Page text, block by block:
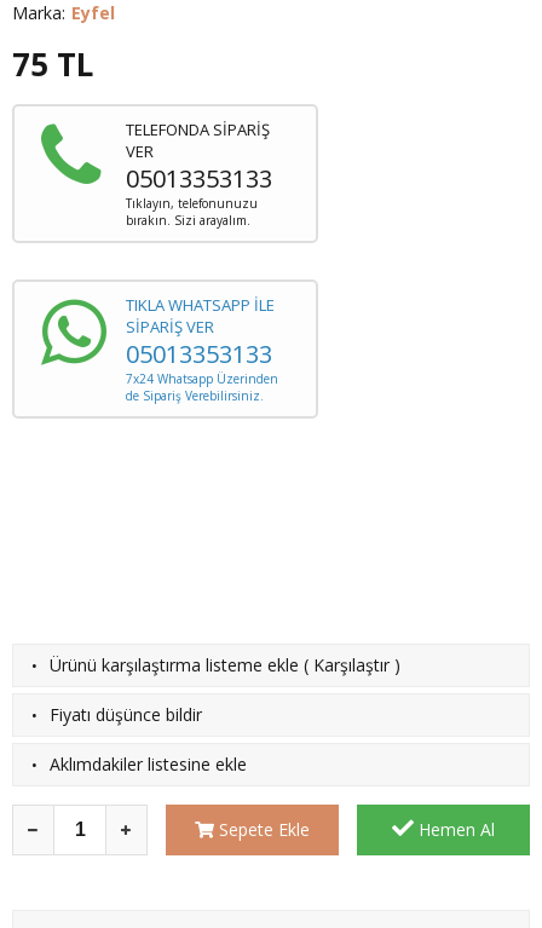
Marka: Eyfel
75 TL
TELEFONDA SİPARİŞ
VER
05013353133
Tıklayın, telefonunuzu
bırakın. Sizi arayalım.
TIKLA WHATSAPP İLE
SİPARİŞ VER
05013353133
7x24 Whatsapp Üzerinden
de Sipariş Verebilirsiniz.
· Ürünü karşılaştırma listeme ekle ( Karşılaştır )
· Fiyatı düşünce bildir
· Aklımdakiler listesine ekle
Sepete Ekle Hemen Al